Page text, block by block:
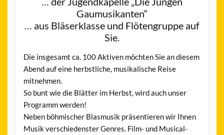
Gaumusikanten“
… aus Bläserklasse und Flötengruppe auf
Sie.
Die insgesamt ca. 100 Aktiven möchten Sie an diesem
Abend auf eine herbstliche, musikalische Reise
mitnehmen.
So bunt wie die Blätter im Herbst, wird auch unser
Programm werden!
Neben böhmischer Blasmusik präsentieren wir Ihnen
Musik verschiedenster Genres. Film- und Musical-